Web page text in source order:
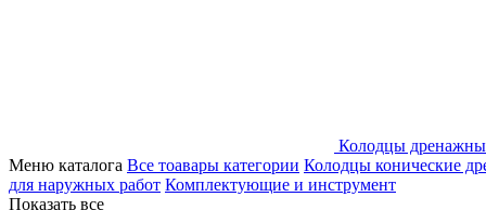
Колодцы
Меню каталога Все тоавары категории Колодцы конические
для наружных работ Комплектующие и инструмент
Показать все